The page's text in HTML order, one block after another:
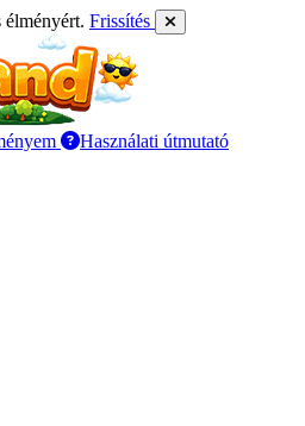
Frissítés
Használati útmutató